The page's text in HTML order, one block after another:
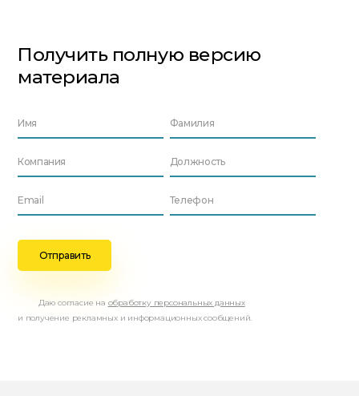
Получить полную версию
материала
Даю согласие на обработку персональных данных
и получение рекламных и информационных сообщений.